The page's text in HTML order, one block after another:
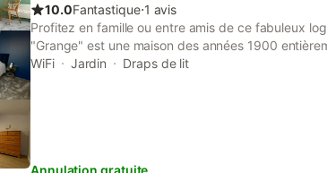
10.0Fantastique⋅1 avis
Profitez en famille ou entre amis de ce fabuleux
"Grange" est une maison des années 1900
est composée de 6 chambres et de 3 espaces de
WiFi Jardin Draps de lit
Annulation gratuite